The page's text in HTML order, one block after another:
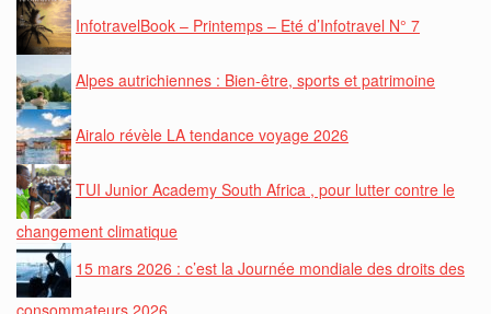
InfotravelBook – Printemps – Eté d’Infotravel N° 7
Alpes autrichiennes : Bien-être, sports et patrimoine
Airalo révèle LA tendance voyage 2026
TUI Junior Academy South Africa , pour lutter contre le
changement climatique
15 mars 2026 : c’est la Journée mondiale des droits des